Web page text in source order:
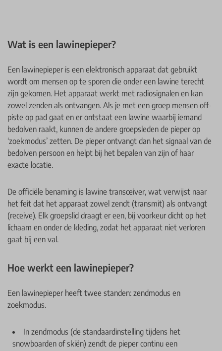
Wat is een lawinepieper?
Een lawinepieper is een elektronisch apparaat dat gebruikt
wordt om mensen op te sporen die onder een lawine terecht
zijn gekomen. Het apparaat werkt met radiosignalen en kan
zowel zenden als ontvangen. Als je met een groep mensen off-
piste op pad gaat en er ontstaat een lawine waarbij iemand
bedolven raakt, kunnen de andere groepsleden de pieper op
‘zoekmodus’ zetten. De pieper ontvangt dan het signaal van de
bedolven persoon en helpt bij het bepalen van zijn of haar
exacte locatie.
De officiële benaming is lawine transceiver, wat verwijst naar
het feit dat het apparaat zowel zendt (transmit) als ontvangt
(receive). Elk groepslid draagt er een, bij voorkeur dicht op het
lichaam en onder de kleding, zodat het apparaat niet verloren
gaat bij een val.
Hoe werkt een lawinepieper?
Een lawinepieper heeft twee standen: zendmodus en
zoekmodus.
In zendmodus (de standaardinstelling tijdens het
snowboarden of skiën) zendt de pieper continu een